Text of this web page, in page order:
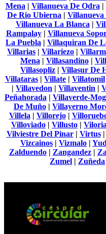
Mena| Villanueva De Odra|
De Rio Ubierna | Villanueva
Villanueva La Blanca|
Rampalay| Villanueva
La Puebla | Villaquiran De
Villarias | Villariezo |
Mena| Villasandino|
Villasopliz | Villasur De
Villataras | Villate | Villatomil
| Villavedon | Villaventin |
Peñahorada| Villaverde-
De Muño| Villayerno
Villela| Villorejo|
Villoviado | Villusto |
Vilviestre Del Pinar| Virtus|
Vizcainos | Vizmalo |
Zalduendo| Zangandez|
Zumel | Zuñeda